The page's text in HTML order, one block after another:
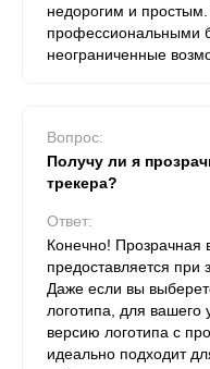
недорогим и
профессиональными
неограниченные
Вопрос:
Получу ли я
трекера?
Ответ:
Конечно! Прозрачная
предоставляется при
Даже если вы
логотипа, для вашего
версию логотипа с
идеально подходит